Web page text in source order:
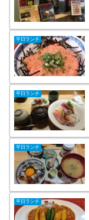
平日ランチ
平日ランチ
平日ランチ
平日ランチ